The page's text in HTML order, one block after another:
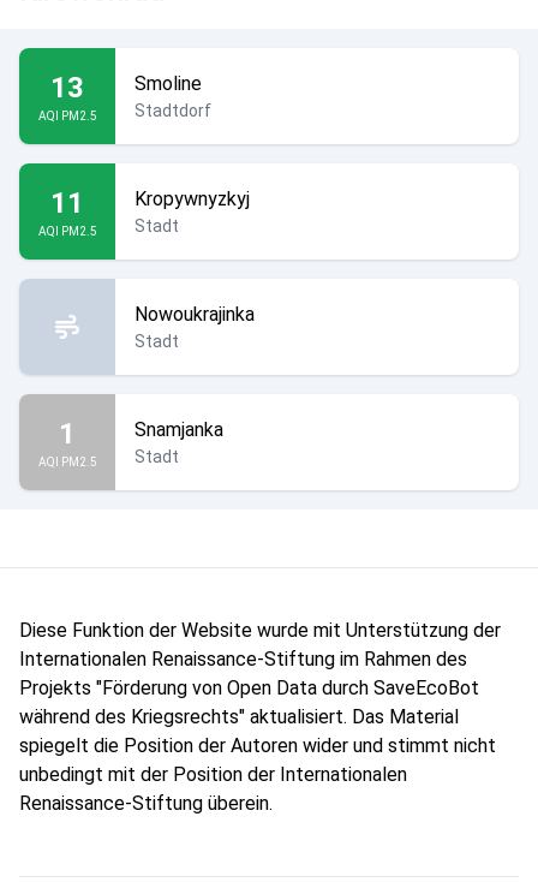
13
AQI PM2.5
Smoline
Stadtdorf
11
AQI PM2.5
Kropywnyzkyj
Stadt
Nowoukrajinka
Stadt
1
AQI PM2.5
Snamjanka
Stadt
Diese Funktion der Website wurde mit Unterstützung der
Internationalen Renaissance-Stiftung im Rahmen des
Projekts "Förderung von Open Data durch SaveEcoBot
während des Kriegsrechts" aktualisiert. Das Material
spiegelt die Position der Autoren wider und stimmt nicht
unbedingt mit der Position der Internationalen
Renaissance-Stiftung überein.